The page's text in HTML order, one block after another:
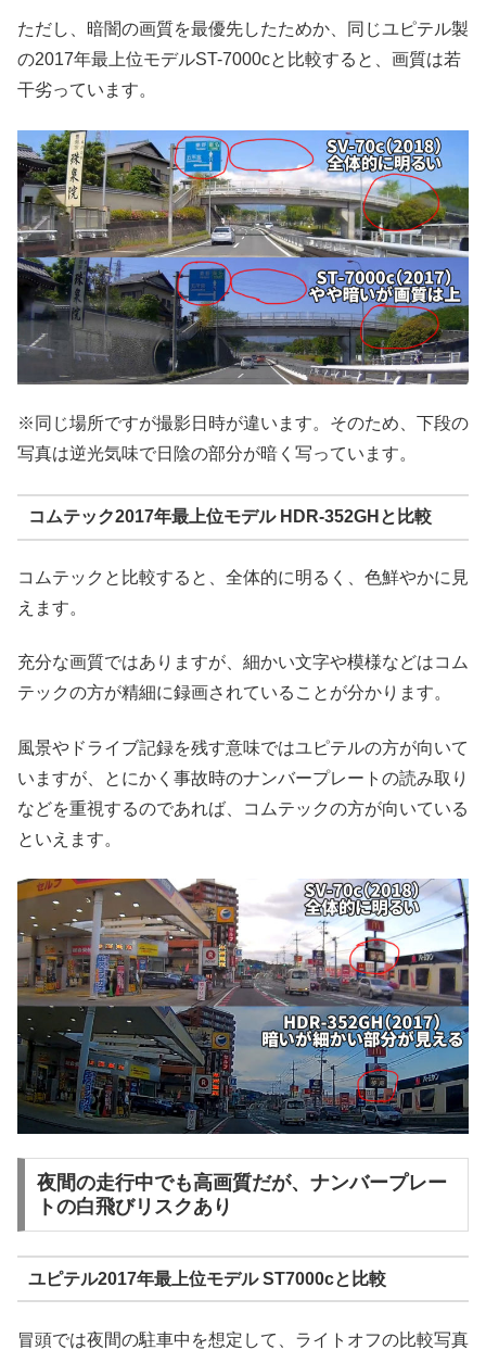
ただし、暗闇の画質を最優先したためか、同じユピテル製
の2017年最上位モデルST-7000cと比較すると、画質は若
干劣っています。
※同じ場所ですが撮影日時が違います。そのため、下段の
写真は逆光気味で日陰の部分が暗く写っています。
コムテック2017年最上位モデル HDR-352GHと比較
コムテックと比較すると、全体的に明るく、色鮮やかに見
えます。
充分な画質ではありますが、細かい文字や模様などはコム
テックの方が精細に録画されていることが分かります。
風景やドライブ記録を残す意味ではユピテルの方が向いて
いますが、とにかく事故時のナンバープレートの読み取り
などを重視するのであれば、コムテックの方が向いている
といえます。
夜間の走行中でも高画質だが、ナンバープレー
トの白飛びリスクあり
ユピテル2017年最上位モデル ST7000cと比較
冒頭では夜間の駐車中を想定して、ライトオフの比較写真